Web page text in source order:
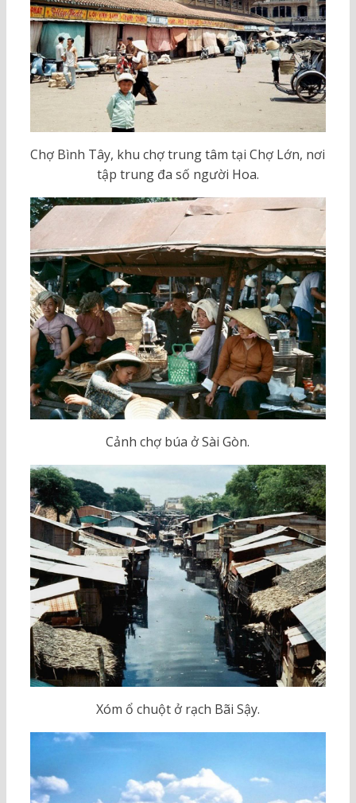
Chợ Bình Tây, khu chợ trung tâm tại Chợ Lớn, nơi
tập trung đa số người Hoa.
Cảnh chợ búa ở Sài Gòn.
Xóm ổ chuột ở rạch Bãi Sậy.